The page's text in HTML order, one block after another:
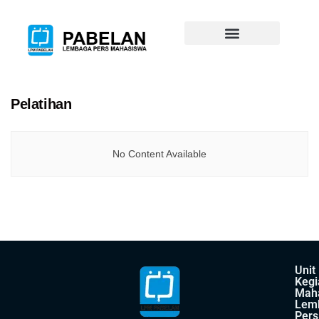
Pelatihan
No Content Available
Unit
Pers